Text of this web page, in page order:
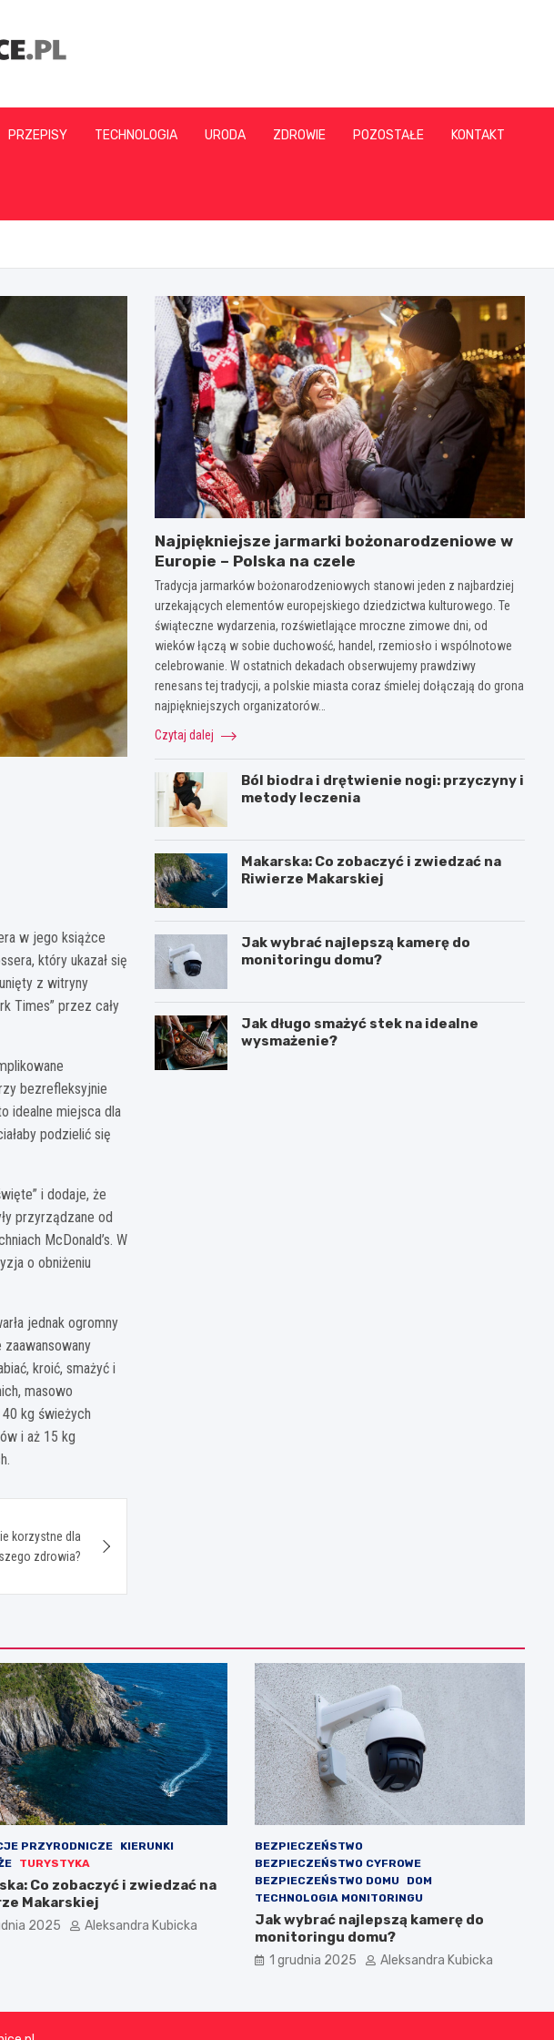
PRZEPISY TECHNOLOGIA URODA ZDROWIE POZOSTAŁE KONTAKT
w jego książce
który ukazał się
z witryny
Times” przez cały
bezrefleksyjnie
idealne miejsca dla
podzielić się
i dodaje, że
przyrządzane od
McDonald’s. W
o obniżeniu
jednak ogromny
kroić, smażyć i
masowo
kg świeżych
i aż 15 kg
korzystne dla
zdrowia?
Najpiękniejsze jarmarki bożonarodzeniowe w
Europie – Polska na czele
Tradycja jarmarków bożonarodzeniowych stanowi jeden z najbardziej
urzekających elementów europejskiego dziedzictwa kulturowego. Te
świąteczne wydarzenia, rozświetlające mroczne zimowe dni, od
wieków łączą w sobie duchowość, handel, rzemiosło i wspólnotowe
celebrowanie. W ostatnich dekadach obserwujemy prawdziwy
renesans tej tradycji, a polskie miasta coraz śmielej dołączają do grona
najpiękniejszych organizatorów…
Czytaj dalej
Ból biodra i drętwienie nogi: przyczyny i
metody leczenia
Makarska: Co zobaczyć i zwiedzać na
Riwierze Makarskiej
Jak wybrać najlepszą kamerę do
monitoringu domu?
Jak długo smażyć stek na idealne
wysmażenie?
PRZYRODNICZE
KIERUNKI
TURYSTYKA
Co zobaczyć i zwiedzać na
Makarskiej
2025 Aleksandra Kubicka
BEZPIECZEŃSTWO
BEZPIECZEŃSTWO CYFROWE
BEZPIECZEŃSTWO DOMU
DOM
TECHNOLOGIA MONITORINGU
Jak wybrać najlepszą kamerę do
monitoringu domu?
1 grudnia 2025 Aleksandra Kubicka